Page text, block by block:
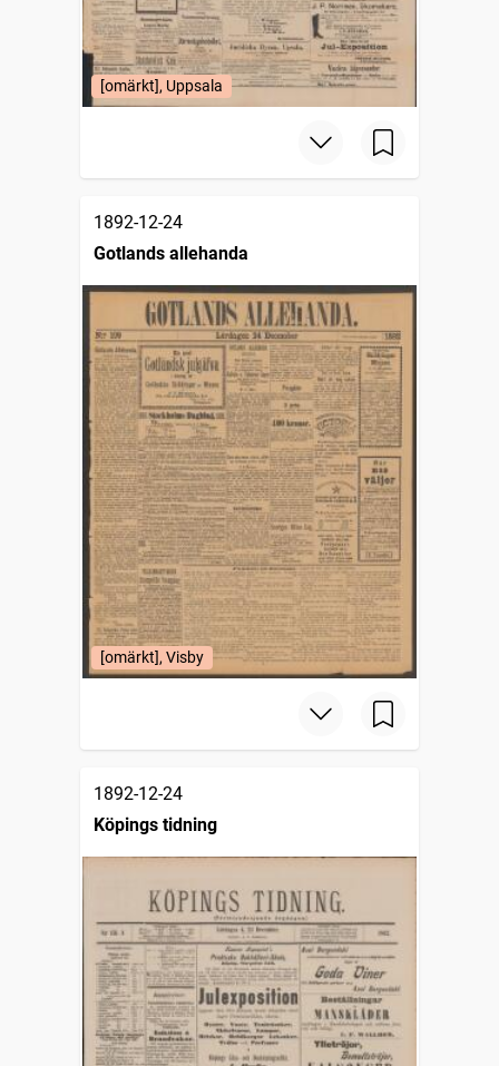
[omärkt], Uppsala
1892-12-24
Gotlands allehanda
[omärkt], Visby
1892-12-24
Köpings tidning